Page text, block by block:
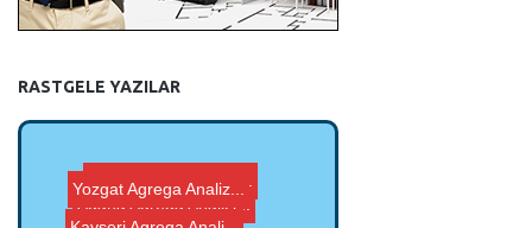
RASTGELE YAZILAR
Adana Agrega Analizi...
Kayseri Agrega Anali...
Yozgat Agrega Analiz...